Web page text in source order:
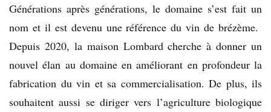
Générations après générations, le domaine s’est fait un
nom et il est devenu une référence du vin de brézème.
Depuis 2020, la maison Lombard cherche à donner un
nouvel élan au domaine en améliorant en profondeur la
fabrication du vin et sa commercialisation. De plus, ils
souhaitent aussi se diriger vers l’agriculture biologique